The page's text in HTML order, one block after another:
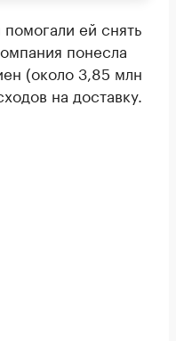
ей снять
понесла
(около 3,85 млн
на доставку.